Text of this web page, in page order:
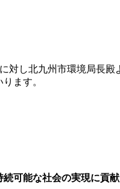
し北九州市環境局長殿
ます。
可能な社会の実現に貢献